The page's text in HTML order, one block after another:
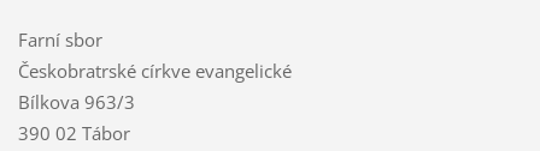
Farní sbor
Českobratrské církve evangelické
Bílkova 963/3
390 02 Tábor